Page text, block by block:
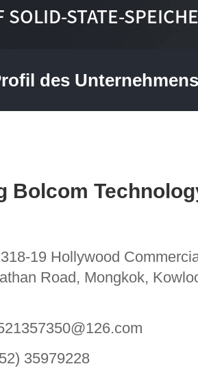
SOLID-STATE-
des Unternehmens
Bolcom
19 Hollywood
Road, Mongkok,
35979228